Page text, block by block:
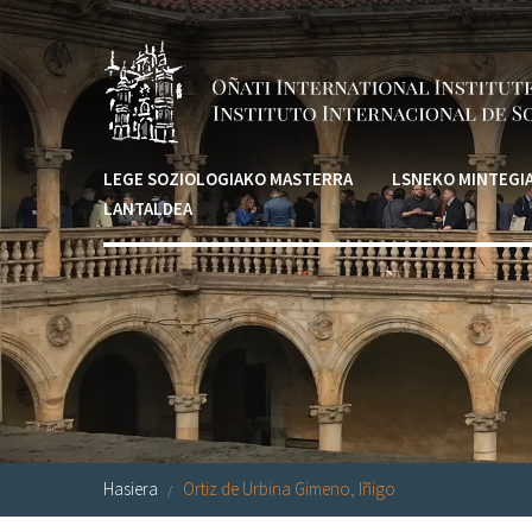
Skip to main content
LEGE SOZIOLOGIAKO MASTERRA LSNEKO
LANTALDEA
Hasiera Ortiz de Urbina Gimeno, Iñigo